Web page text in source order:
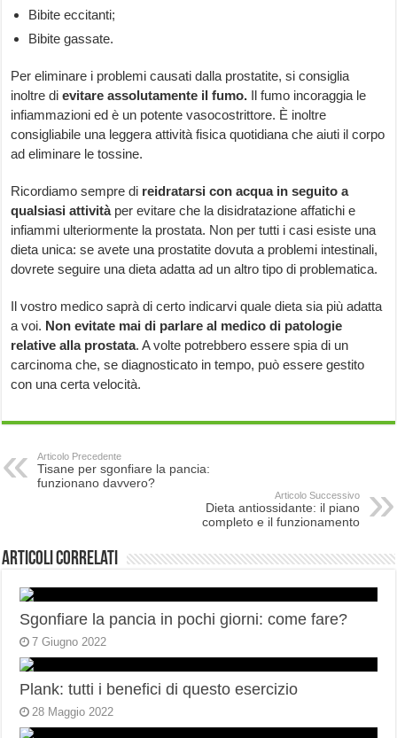
Bibite eccitanti;
Bibite gassate.
Per eliminare i problemi causati dalla prostatite, si consiglia
inoltre dievitare assolutamente il fumo. Il fumo incoraggia le
infiammazioni ed è un potente vasocostrittore. È inoltre
consigliabile una leggera attività fisica quotidiana che aiuti il corpo
ad eliminare le tossine.
Ricordiamo sempre di reidratarsi con acqua in seguito a
qualsiasi attività per evitare che la disidratazione affatichi e
infiammi ulteriormente la prostata. Non per tutti i casi esiste una
dieta unica: se avete una prostatite dovuta a problemi intestinali,
dovrete seguire una dieta adatta ad un altro tipo di problematica.
Il vostro medico saprà di certo indicarvi quale dieta sia più adatta
a voi. Non evitate mai di parlare al medico di patologie
relative alla prostata. A volte potrebbero essere spia di un
carcinoma che, se diagnosticato in tempo, può essere gestito
con una certa velocità.
Articolo Precedente
Tisane per sgonfiare la pancia:
funzionano davvero?
Articolo Successivo
Dieta antiossidante: il piano
completo e il funzionamento
Articoli correlati
Sgonfiare la pancia in pochi giorni: come fare?
7 Giugno 2022
Plank: tutti i benefici di questo esercizio
28 Maggio 2022